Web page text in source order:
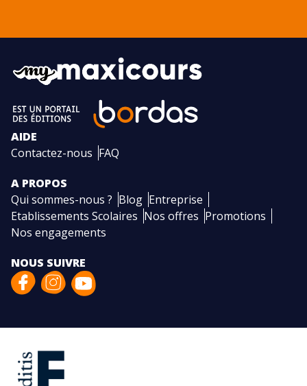
AIDE
Contactez-nous FAQ
A PROPOS
Qui sommes-nous ? Blog Entreprise
Etablissements Scolaires Nos offres Promotions
Nos engagements
NOUS SUIVRE